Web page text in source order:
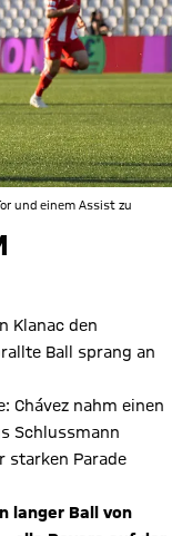
und einem Assist zu
Klanac den
Ball sprang an
Chávez nahm einen
Schlussmann
starken Parade
langer Ball von